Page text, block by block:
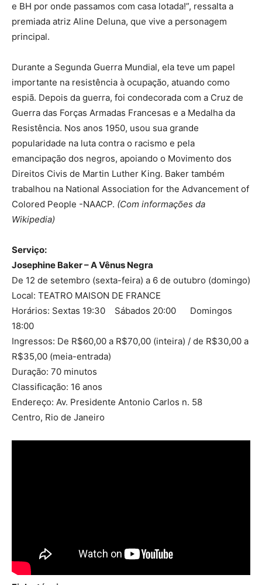
e BH por onde passamos com casa lotada!”, ressalta a
premiada atriz Aline Deluna, que vive a personagem
principal.
Durante a Segunda Guerra Mundial, ela teve um papel
importante na resistência à ocupação, atuando como
espiã. Depois da guerra, foi condecorada com a Cruz de
Guerra das Forças Armadas Francesas e a Medalha da
Resistência. Nos anos 1950, usou sua grande
popularidade na luta contra o racismo e pela
emancipação dos negros, apoiando o Movimento dos
Direitos Civis de Martin Luther King. Baker também
trabalhou na National Association for the Advancement of
Colored People -NAACP. (Com informações da
Wikipedia)
Serviço:
Josephine Baker – A Vênus Negra
De 12 de setembro (sexta-feira) a 6 de outubro (domingo)
Local: TEATRO MAISON DE FRANCE
Horários: Sextas 19:30 Sábados 20:00 Domingos
18:00
Ingressos: De R$60,00 a R$70,00 (inteira) / de R$30,00 a
R$35,00 (meia-entrada)
Duração: 70 minutos
Classificação: 16 anos
Endereço: Av. Presidente Antonio Carlos n. 58
Centro, Rio de Janeiro